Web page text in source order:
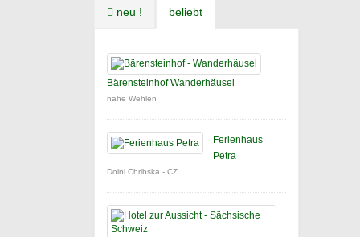
neu ! beliebt
Bärensteinhof Wanderhäusel
nahe Wehlen
Ferienhaus
Petra
Dolni Chribska - CZ